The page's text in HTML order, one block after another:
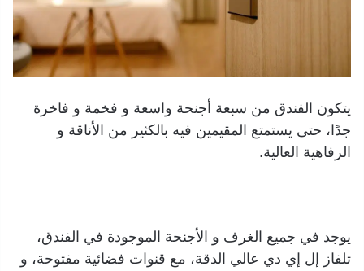
يتكون الفندق من سبعة أجنحة واسعة و فخمة و فاخرة
جدًا، حتى يستمتع المقيمين فيه بالكثير من الأناقة و
الرفاهية العالية.
يوجد في جميع الغرف و الأجنحة الموجودة في الفندق،
تلفاز إل إي دي عالي الدقة، مع قنوات فضائية مفتوحة، و